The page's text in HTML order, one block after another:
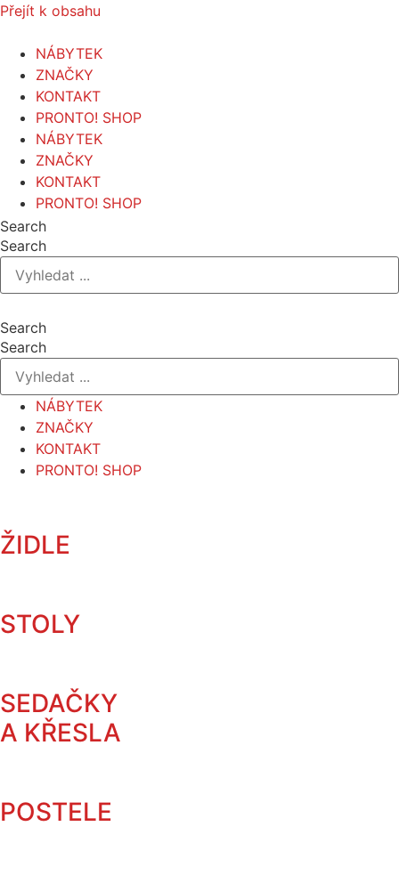
Přejít k obsahu
NÁBYTEK
ZNAČKY
KONTAKT
PRONTO! SHOP
NÁBYTEK
ZNAČKY
KONTAKT
PRONTO! SHOP
Search
Search
Search
Search
NÁBYTEK
ZNAČKY
KONTAKT
PRONTO! SHOP
ŽIDLE
STOLY
SEDAČKY
A KŘESLA
POSTELE